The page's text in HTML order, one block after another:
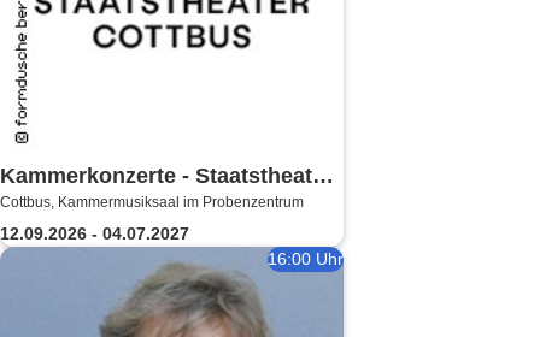
Kammerkonzerte - Staatstheater
Cottbus
Cottbus, Kammermusiksaal im Probenzentrum
12.09.2026 - 04.07.2027
16:00 Uhr